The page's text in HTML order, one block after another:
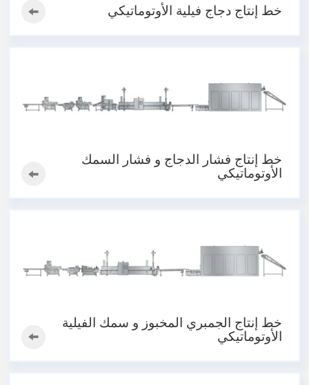
خط إنتاج دجاج فيلية الأوتوماتيكي
خط إنتاج فشار الدجاج و فشار السمك
الأوتوماتيكي
خط إنتاج الجمبري المخبوز و سمك الفيلية
الأوتوماتيكي